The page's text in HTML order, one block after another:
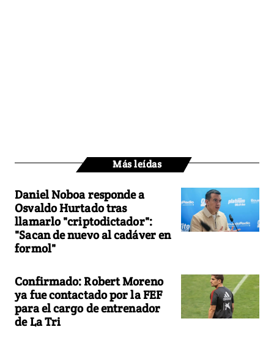
Más leídas
Daniel Noboa responde a
Osvaldo Hurtado tras
llamarlo "criptodictador":
"Sacan de nuevo al cadáver en
formol"
Confirmado: Robert Moreno
ya fue contactado por la FEF
para el cargo de entrenador
de La Tri